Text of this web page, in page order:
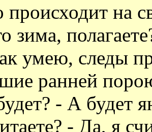
происходит на
зима,
умею, следы
ранней
- А будет
- Да, я